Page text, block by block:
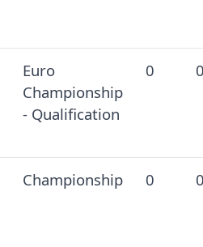
Euro
Championship
- Qualification
0
Championship 0